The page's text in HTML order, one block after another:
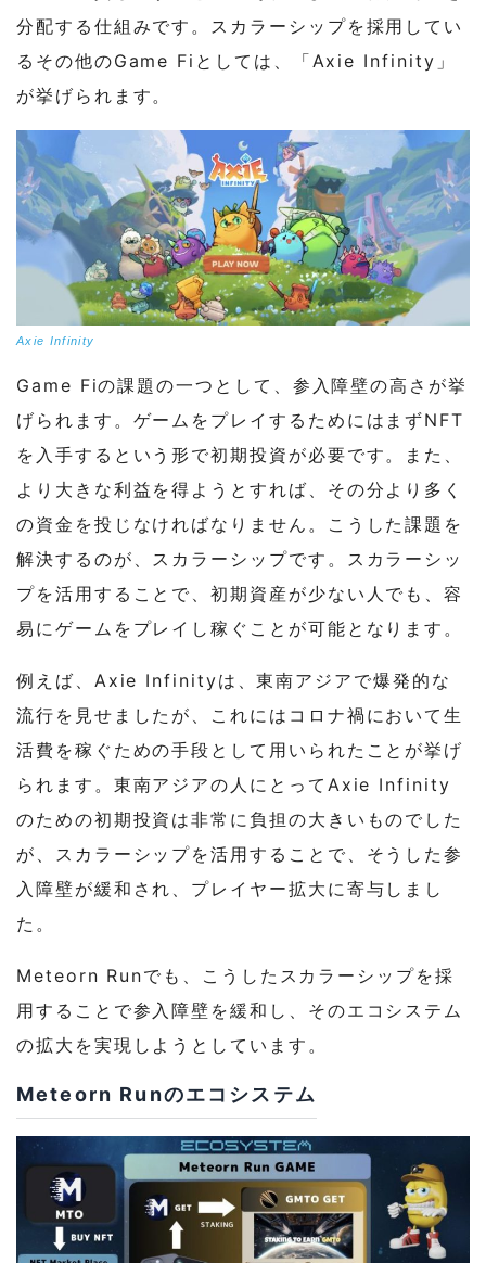
分配する仕組みです。スカラーシップを採用してい
るその他のGame Fiとしては、「Axie Infinity」
が挙げられます。
Axie Infinity
Game Fiの課題の一つとして、参入障壁の高さが挙
げられます。ゲームをプレイするためにはまずNFT
を入手するという形で初期投資が必要です。また、
より大きな利益を得ようとすれば、その分より多く
の資金を投じなければなりません。こうした課題を
解決するのが、スカラーシップです。スカラーシッ
プを活用することで、初期資産が少ない人でも、容
易にゲームをプレイし稼ぐことが可能となります。
例えば、Axie Infinityは、東南アジアで爆発的な
流行を見せましたが、これにはコロナ禍において生
活費を稼ぐための手段として用いられたことが挙げ
られます。東南アジアの人にとってAxie Infinity
のための初期投資は非常に負担の大きいものでした
が、スカラーシップを活用することで、そうした参
入障壁が緩和され、プレイヤー拡大に寄与しまし
た。
Meteorn Runでも、こうしたスカラーシップを採
用することで参入障壁を緩和し、そのエコシステム
の拡大を実現しようとしています。
Meteorn Runのエコシステム